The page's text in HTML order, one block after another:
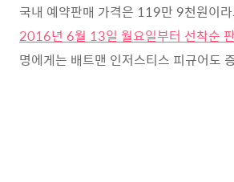
국내 예약판매 가격은 119만 9천원이
2016년 6월 13일 월요일부터 선착순
명에게는 배트맨 인저스티스 피규어도